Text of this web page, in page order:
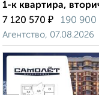
1-к квартира,
7 120 570 ₽ 190 900
Агентство, 07.08.2026